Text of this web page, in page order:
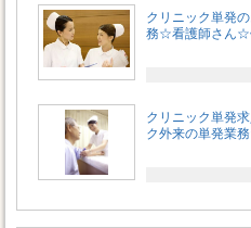
クリニック単発
務☆看護師さん☆
クリニック単発
ク外来の単発業